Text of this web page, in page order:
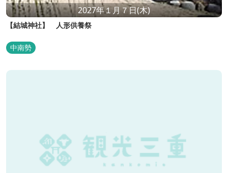
2027年１月７日(木)
【結城神社】 人形供養祭
中南勢